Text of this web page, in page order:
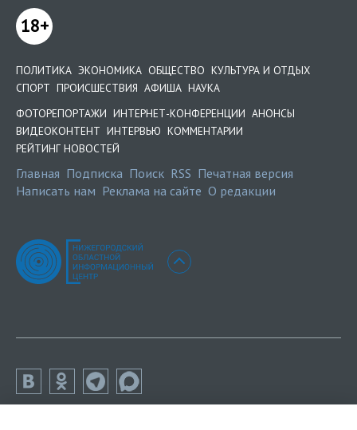
18+
ПОЛИТИКА ЭКОНОМИКА ОБЩЕСТВО КУЛЬТУРА И ОТДЫХ
СПОРТ ПРОИСШЕСТВИЯ АФИША НАУКА
ФОТОРЕПОРТАЖИ ИНТЕРНЕТ-КОНФЕРЕНЦИИ АНОНСЫ
ВИДЕОКОНТЕНТ ИНТЕРВЬЮ КОММЕНТАРИИ
РЕЙТИНГ НОВОСТЕЙ
Главная Подписка Поиск RSS Печатная версия
Написать нам Реклама на сайте О редакции